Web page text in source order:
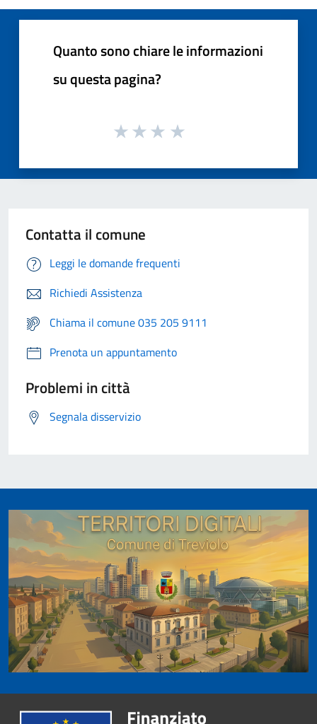
Quanto sono chiare le informazioni
su questa pagina?
Contatta il comune
Leggi le domande frequenti
Richiedi Assistenza
Chiama il comune 035 205 9111
Prenota un appuntamento
Problemi in città
Segnala disservizio